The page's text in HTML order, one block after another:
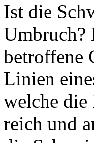
Ist die
Umbruch?
betroffene
Linien
welche die
reich und